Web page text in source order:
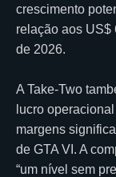
crescimento
relação aos US$
de 2026.
A Take-Two
lucro
margens
de GTA VI. A
“um nível sem